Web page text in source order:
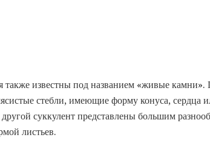
также известны под названием «живые камни».
стебли, имеющие форму конуса, сердца
суккулент представлены большим
листьев.